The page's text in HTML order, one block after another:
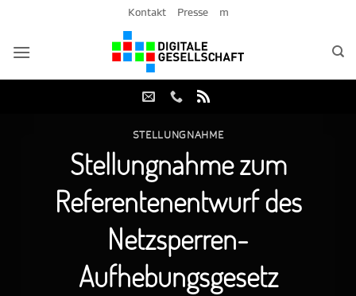
springen
Kontakt Presse m
STELLUNGNAHME
Stellungnahme zum
Referentenentwurf des
Netzsperren-
Aufhebungsgesetz